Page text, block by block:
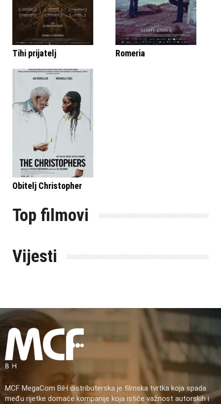
Tihi prijatelj Romeria
Obitelj Christopher
Top filmovi
Vijesti
MCF MegaCom BiH distributerska je filmska tvrtka koja spada
među rijetke domaće kompanije koja ističe važnost autorskih i